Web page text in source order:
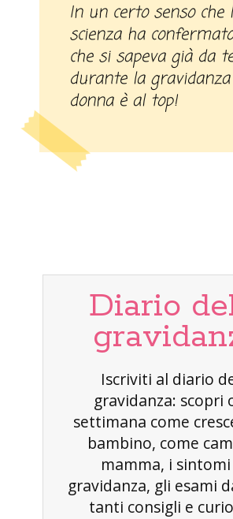
In un certo senso che
scienza ha
che si sapeva già da
durante la
donna è al top!
Diario
Iscriviti al diario
gravidanza: scopri
settimana come
bambino, come
mamma, i
gravidanza, gli esami
tanti consigli e